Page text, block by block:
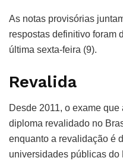
As notas provisórias
respostas definitivo foram
última sexta-feira (9).
Revalida
Desde 2011, o exame
diploma revalidado no
enquanto a revalidação é
universidades públicas do